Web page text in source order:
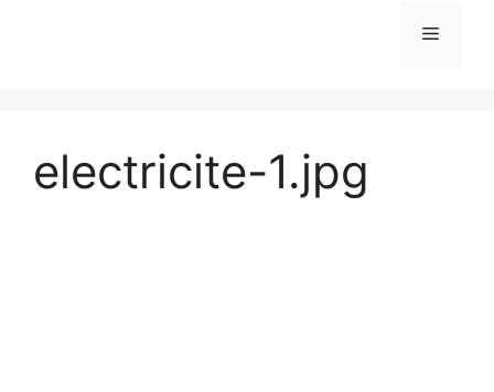
Menu
electricite-1.jpg